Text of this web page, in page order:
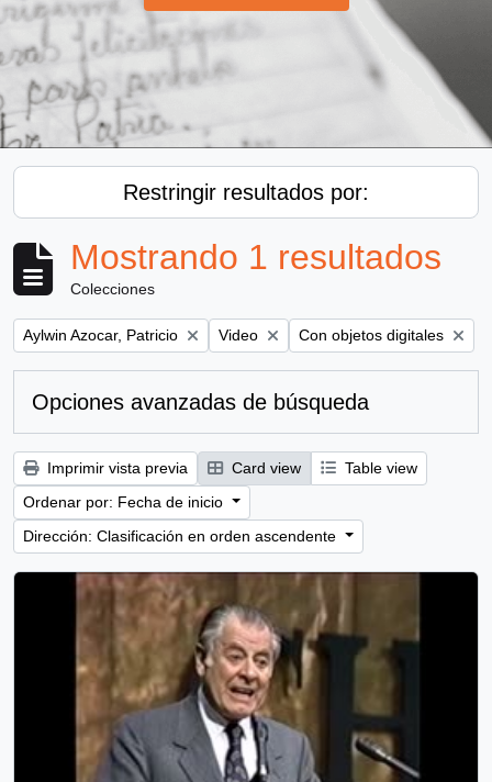
Restringir resultados por:
Mostrando 1 resultados
Colecciones
Remove filter:
Aylwin Azocar, Patricio Remove filter:
Video Remove filter:
Con objetos digitales
Opciones avanzadas de búsqueda
Imprimir vista previa Card view
Table view
Ordenar por: Fecha de inicio
Dirección: Clasificación en orden ascendente